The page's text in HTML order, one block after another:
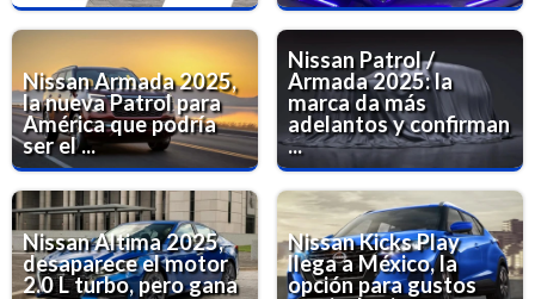
Nissan Armada 2025,
la nueva Patrol para
América que podría
ser el ...
Nissan Patrol /
Armada 2025: la
marca da más
adelantos y confirman
...
Nissan Altima 2025,
desaparece el motor
2.0 L turbo, pero gana
Nissan Kicks Play
llega a México, la
opción para gustos